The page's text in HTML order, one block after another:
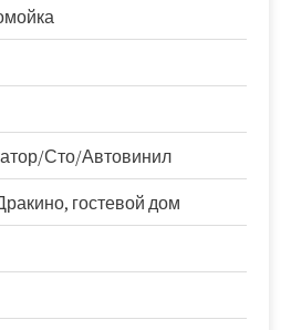
Сто/Автовинил
гостевой дом